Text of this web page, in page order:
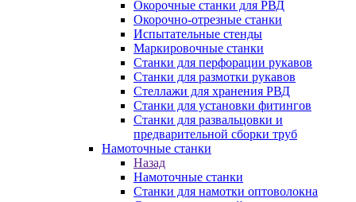
Окорочные станки для РВД
Окорочно-отрезные станки
Испытательные стенды
Маркировочные станки
Станки для перфорации рукавов
Станки для размотки рукавов
Стеллажи для хранения РВД
Станки для установки фитингов
Станки для развальцовки и
предварительной сборки труб
Намоточные станки
Назад
Намоточные станки
Станки для намотки оптоволокна